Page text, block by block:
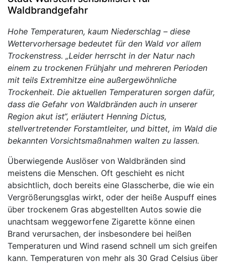
Waldbrandgefahr
Hohe Temperaturen, kaum Niederschlag – diese
Wettervorhersage bedeutet für den Wald vor allem
Trockenstress. „Leider herrscht in der Natur nach
einem zu trockenen Frühjahr und mehreren Perioden
mit teils Extremhitze eine außergewöhnliche
Trockenheit. Die aktuellen Temperaturen sorgen dafür,
dass die Gefahr von Waldbränden auch in unserer
Region akut ist“, erläutert Henning Dictus,
stellvertretender Forstamtleiter, und bittet, im Wald die
bekannten Vorsichtsmaßnahmen walten zu lassen.
Überwiegende Auslöser von Waldbränden sind
meistens die Menschen. Oft geschieht es nicht
absichtlich, doch bereits eine Glasscherbe, die wie ein
Vergrößerungsglas wirkt, oder der heiße Auspuff eines
über trockenem Gras abgestellten Autos sowie die
unachtsam weggeworfene Zigarette könne einen
Brand verursachen, der insbesondere bei heißen
Temperaturen und Wind rasend schnell um sich greifen
kann. Temperaturen von mehr als 30 Grad Celsius über